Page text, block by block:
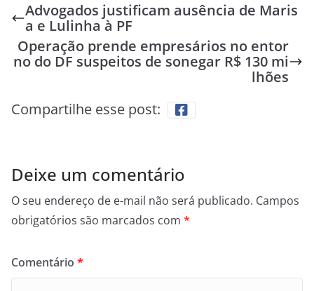
Advogados justificam ausência de Maris
a e Lulinha à PF
Operação prende empresários no entor
no do DF suspeitos de sonegar R$ 130 mi
lhões
Compartilhe esse post:
Deixe um comentário
O seu endereço de e-mail não será publicado. Campos
obrigatórios são marcados com *
Comentário *